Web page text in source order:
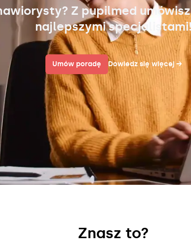
Z pupilmed
najlepszymi specjalistami!
Umów poradę Dowiedz się więcej →
Znasz to?